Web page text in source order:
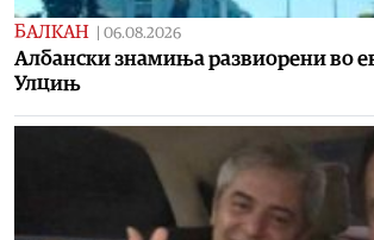
БАЛКАН | 06.08.2026
Албански знамиња развиорени во
Улцињ